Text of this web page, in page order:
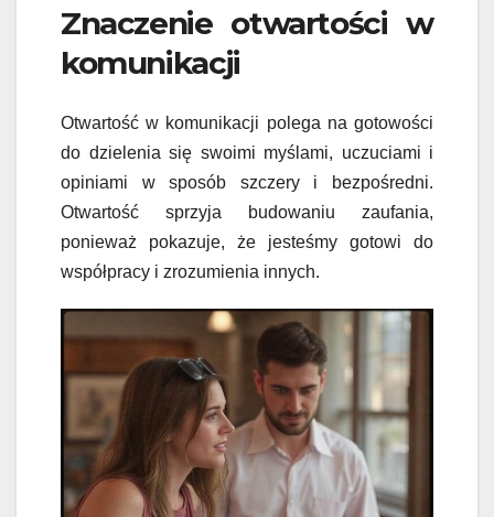
Znaczenie otwartości w
komunikacji
Otwartość w komunikacji polega na gotowości
do dzielenia się swoimi myślami, uczuciami i
opiniami w sposób szczery i bezpośredni.
Otwartość sprzyja budowaniu zaufania,
ponieważ pokazuje, że jesteśmy gotowi do
współpracy i zrozumienia innych.